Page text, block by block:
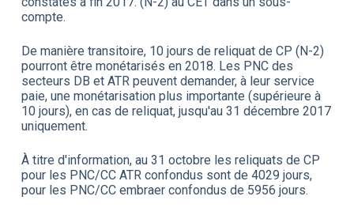
compte.
De manière transitoire, 10 jours de reliquat de CP (N-2)
pourront être monétarisés en 2018. Les PNC des
secteurs DB et ATR peuvent demander, à leur service
paie, une monétarisation plus importante (supérieure à
10 jours), en cas de reliquat, jusqu'au 31 décembre 2017
uniquement.
À titre d'information, au 31 octobre les reliquats de CP
pour les PNC/CC ATR confondus sont de 4029 jours,
pour les PNC/CC embraer confondus de 5956 jours.